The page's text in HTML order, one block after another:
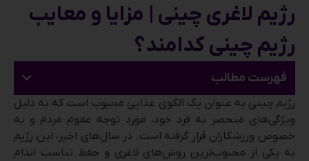
رژیم لاغری چینی | مزایا و معایب
رژیم چینی کدامند؟
فهرست مطالب
رژیم چینی به عنوان یک الگوی غذایی محبوب است که به دلیل
ویژگی‌های منحصر به فرد خود، مورد توجه عموم مردم و به
خصوص ورزشکاران قرار گرفته است. در سال‌های اخیر، این رژیم
به یکی از محبوب‌ترین روش‌های لاغری و حفظ تناسب اندام